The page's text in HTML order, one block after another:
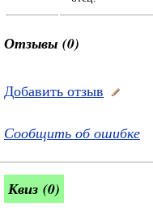
Отзывы (0)
Добавить отзыв
Сообщить об ошибке
Квиз (0)